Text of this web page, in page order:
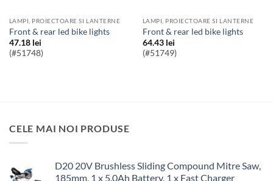
LAMPI, PROIECTOARE SI LANTERNE
front & rear led bike lights
47.18 lei
(#51748)
LAMPI, PROIECTOARE SI LANTERNE
front & rear led bike lights
64.43 lei
(#51749)
CELE MAI NOI PRODUSE
D20 20V Brushless Sliding Compound Mitre Saw,
185mm, 1 x 5.0Ah Battery, 1 x Fast Charger